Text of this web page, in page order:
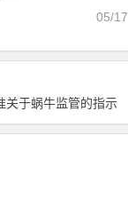
05/17
关于蜗牛监管的指示